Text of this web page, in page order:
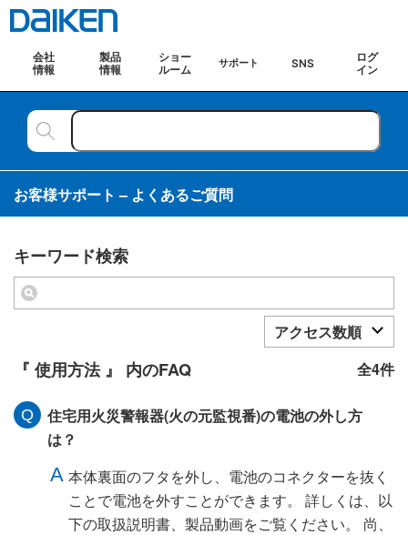
会社
情報
製品
情報
ショー
ルーム
サポート SNS
ログ
イン
お客様サポート – よくあるご質問
キーワード検索
アクセス数順
『 使用方法 』 内のFAQ 全4件
住宅用火災警報器(火の元監視番)の電池の外し方
は？
本体裏面のフタを外し、電池のコネクターを抜く
ことで電池を外すことができます。 詳しくは、以
下の取扱説明書、製品動画をご覧ください。 尚、